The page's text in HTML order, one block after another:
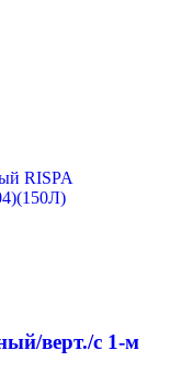
верт./с 1-м